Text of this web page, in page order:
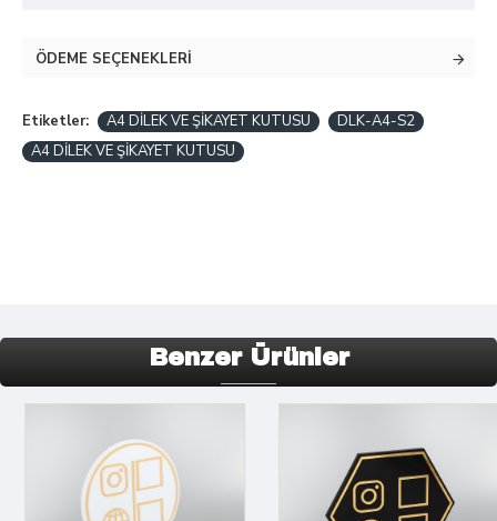
ÖDEME SEÇENEKLERI
Etiketler: A4 DİLEK VE ŞİKAYET KUTUSU
DLK-A4-S2
A4 DİLEK VE ŞİKAYET KUTUSU
Benzer Ürünler